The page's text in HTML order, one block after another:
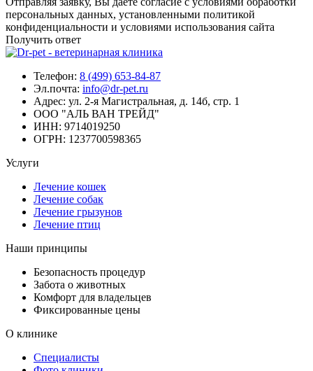
персональных данных, установленными политикой
конфиденциальности и условиями использования сайта
Получить ответ
Телефон: 8 (499) 653-84-87
Эл.почта: info@dr-pet.ru
Адрес: ул. 2-я Магистральная, д. 14б, стр. 1
ООО "АЛЬ ВАН ТРЕЙД"
ИНН: 9714019250
ОГРН: 1237700598365
Услуги
Лечение кошек
Лечение собак
Лечение грызунов
Лечение птиц
Наши принципы
Безопасность процедур
Забота о животных
Комфорт для владельцев
Фиксированные цены
О клинике
Специалисты